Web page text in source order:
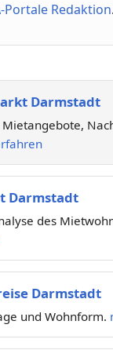
Portale Redaktion.
Darmstadt
Darmstadt
des
Darmstadt
und Wohnform.